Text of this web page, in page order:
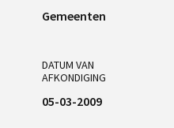
Gemeenten
DATUM VAN
AFKONDIGING
05-03-2009